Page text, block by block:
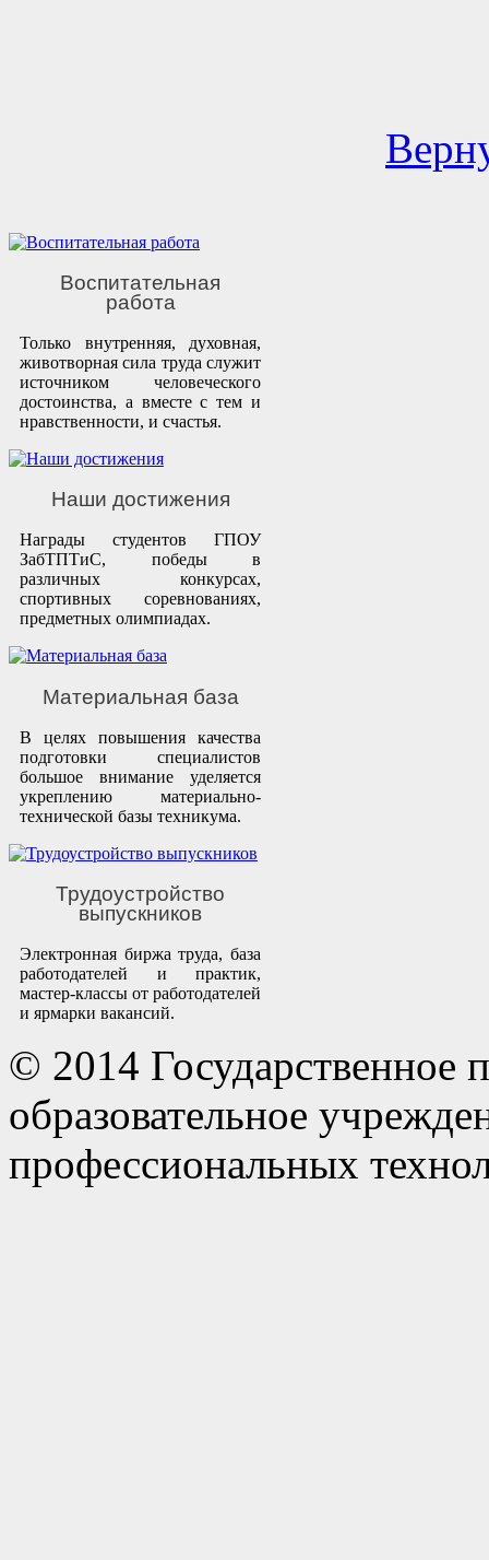
Воспитательная
работа
Только внутренняя, духовная,
животворная сила труда служит
источником человеческого
достоинства, а вместе с тем и
нравственности, и счастья.
Наши достижения
Награды студентов ГПОУ
ЗабТПТиС, победы в
различных конкурсах,
спортивных соревнованиях,
предметных олимпиадах.
Материальная база
В целях повышения качества
подготовки специалистов
большое внимание уделяется
укреплению материально-
технической базы техникума.
Трудоустройство
выпускников
Электронная биржа труда, база
работодателей и практик,
мастер-классы от работодателей
и ярмарки вакансий.
© 2014 Государственное
образовательное
профессиональных